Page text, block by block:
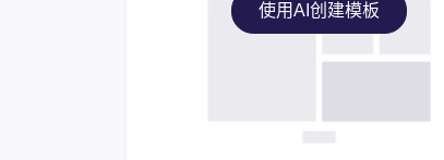
使用AI创建模板